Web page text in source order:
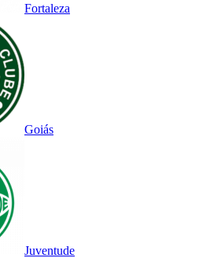
Fortaleza
Goiás
Juventude